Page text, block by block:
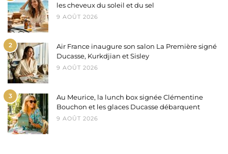
les cheveux du soleil et du sel
9 AOÛT 2026
2
Air France inaugure son salon La Première signé
Ducasse, Kurkdjian et Sisley
9 AOÛT 2026
3
Au Meurice, la lunch box signée Clémentine
Bouchon et les glaces Ducasse débarquent
9 AOÛT 2026